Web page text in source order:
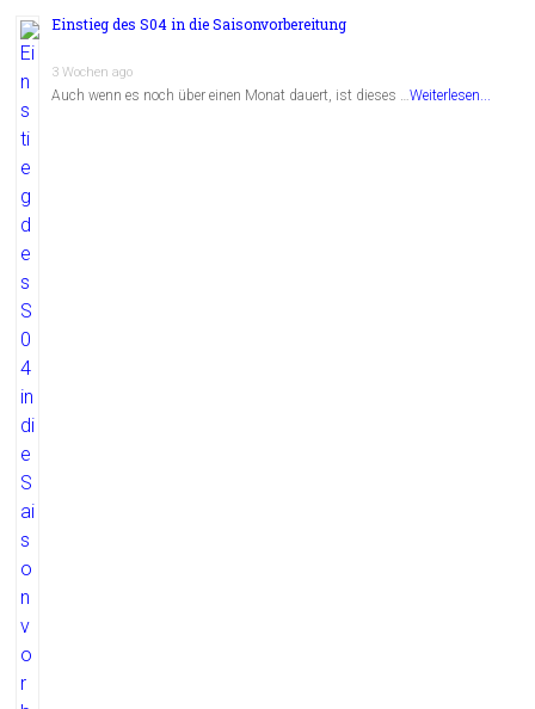
Einstieg des S04 in die Saisonvorbereitung
3 Wochen ago
Auch wenn es noch über einen Monat dauert, ist dieses …Weiterlesen...